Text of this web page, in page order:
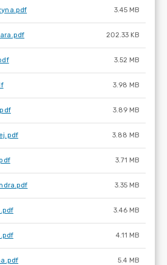
3.45 MB
202.33 KB
3.52 MB
3.98 MB
3.89 MB
3.88 MB
3.71 MB
3.35 MB
3.46 MB
4.11 MB
5.4 MB